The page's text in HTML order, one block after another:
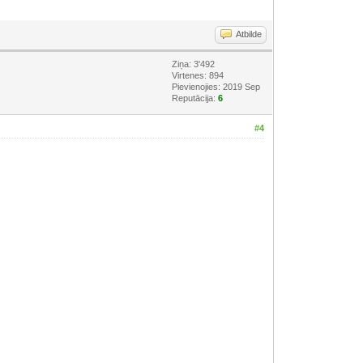
Atbilde
Ziņa: 3'492
Virtenes: 894
Pievienojies: 2019 Sep
Reputācija:6
#4